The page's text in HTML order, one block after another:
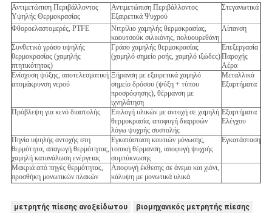
Αντιμετώπιση Περιβάλλοντος
Υψηλής Θερμοκρασίας
Αντιμετώπιση Περιβάλλοντος
Εξαιρετικά Ψυχρού
Στεγανωτικά
Φθοροελαστομερές, PTFE
Νιτρίλιο χαμηλής θερμοκρασίας,
καουτσούκ σιλικόνης, πολυουρεθάνη
Λίπανση
Συνθετικό γράσο υψηλής
θερμοκρασίας (χαμηλής
πτητικότητας)
Γράσο χαμηλής θερμοκρασίας
(χαμηλό σημείο ροής, χαμηλό ιξώδες)
Επεξεργασία
Παροχής
Αέρα
Ενίσχυση ψύξης, αποτελεσματική
απομάκρυνση νερού
Ξήρανση με εξαιρετικά χαμηλό
σημείο δρόσου (ψύξη + τύπου
προσρόφησης), θέρμανση με
ιχνηλάτηση
Μεταλλικά
Εξαρτήματα
Πρόβλεψη για κενό διαστολής
Επιλογή υλικών με αντοχή σε χαμηλή
θερμοκρασία, αποφυγή διαρροών
λόγω ψυχρής συστολής
Εξαρτήματα
Ελέγχου
Πηνία υψηλής αντοχής στη
θερμότητα, απαγωγή θερμότητας,
χαμηλή κατανάλωση ενέργειας
Εγκατάσταση κουτιών μόνωσης,
τοπική θέρμανση, αποφυγή ψυχρής
συμπύκνωσης
Εγκατάσταση
Μακριά από πηγές θερμότητας,
προσθήκη μονωτικών πλακών
Αποφυγή έκθεσης σε άνεμο και χιόνι,
κάλυψη με μονωτικά υλικά
μετρητής πίεσης ανοξείδωτου
βιομηχανικός μετρητής πίεσης